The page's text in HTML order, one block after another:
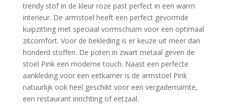
trendy stof in de kleur roze past perfect in een warm
interieur. De armstoel heeft een perfect gevormde
kuipzitting met speciaal vormschuim voor een optimaal
zitcomfort. Voor de bekleding is er keuze uit meer dan
honderd stoffen. De poten in zwart metaal geven de
stoel Pink een moderne touch. Naast een perfecte
aankleding voor een eetkamer is de armstoel Pink
natuurlijk ook heel geschikt voor een vergaderruimte,
een restaurant inrichting of eetzaal.